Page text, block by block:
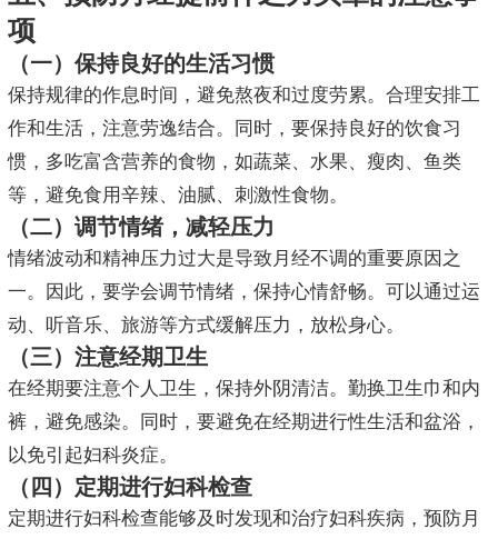
项
（一）保持良好的生活习惯
保持规律的作息时间，避免熬夜和过度劳累。合理安排工
作和生活，注意劳逸结合。同时，要保持良好的饮食习
惯，多吃富含营养的食物，如蔬菜、水果、瘦肉、鱼类
等，避免食用辛辣、油腻、刺激性食物。
（二）调节情绪，减轻压力
情绪波动和精神压力过大是导致月经不调的重要原因之
一。因此，要学会调节情绪，保持心情舒畅。可以通过运
动、听音乐、旅游等方式缓解压力，放松身心。
（三）注意经期卫生
在经期要注意个人卫生，保持外阴清洁。勤换卫生巾和内
裤，避免感染。同时，要避免在经期进行性生活和盆浴，
以免引起妇科炎症。
（四）定期进行妇科检查
定期进行妇科检查能够及时发现和治疗妇科疾病，预防月